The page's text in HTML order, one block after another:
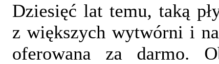
Dziesięć lat temu, taką
z większych wytwórni i
oferowana za darmo.